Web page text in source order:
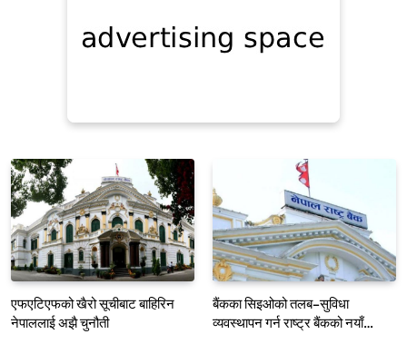
एफएटिएफको खैरो सूचीबाट बाहिरिन
नेपाललाई अझै चुनौती
बैंकका सिइओको तलब–सुविधा
व्यवस्थापन गर्न राष्ट्र बैंकको नयाँ